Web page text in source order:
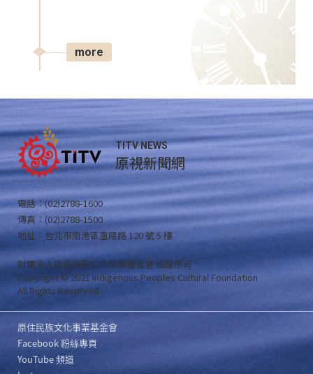
more
TITV NEWS
原視新聞網
電話：(02)2788-1600
傳真：(02)2788-1500
地址：台北市南港區重陽路 120 號 5 樓
財團法人原住民族文化事業基金會 版權所有
Copyright © 2021 Indigenous Peoples Cultural Foundation
All Rights Reserved .
原住民族文化事業基金會
Facebook 粉絲專頁
YouTube 頻道